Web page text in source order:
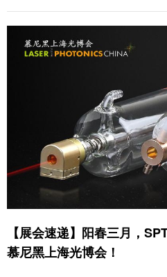
【展会速递】阳春三月，
慕尼黑上海光博会！